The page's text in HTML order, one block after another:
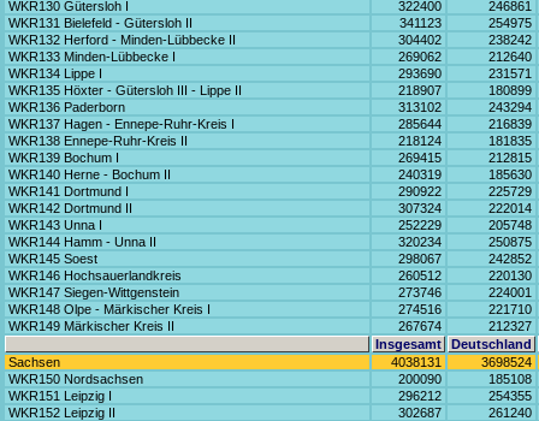
WKR130 Gütersloh I
322400
246861
WKR131 Bielefeld - Gütersloh II
341123
254975
WKR132 Herford - Minden-Lübbecke II
304402
238242
WKR133 Minden-Lübbecke I
269062
212640
WKR134 Lippe I
293690
231571
WKR135 Höxter - Gütersloh III - Lippe II
218907
180899
WKR136 Paderborn
313102
243294
WKR137 Hagen - Ennepe-Ruhr-Kreis I
285644
216839
WKR138 Ennepe-Ruhr-Kreis II
218124
181835
WKR139 Bochum I
269415
212815
WKR140 Herne - Bochum II
240319
185630
WKR141 Dortmund I
290922
225729
WKR142 Dortmund II
307324
222014
WKR143 Unna I
252229
205748
WKR144 Hamm - Unna II
320234
250875
WKR145 Soest
298067
242852
WKR146 Hochsauerlandkreis
260512
220130
WKR147 Siegen-Wittgenstein
273746
224001
WKR148 Olpe - Märkischer Kreis I
274516
221710
WKR149 Märkischer Kreis II
267674
212327
Insgesamt
Deutschland
Sachsen
4038131
3698524
WKR150 Nordsachsen
200090
185108
WKR151 Leipzig I
296212
254355
WKR152 Leipzig II
302687
261240